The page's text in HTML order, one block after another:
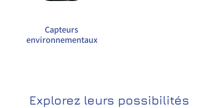
Capteurs
environnementaux
Explorez leurs possibilités